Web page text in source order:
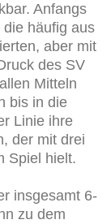
Anfangs
häufig aus
aber mit
des SV
Mitteln
bis in die
Linie ihre
der mit drei
Spiel hielt.
insgesamt 6-
zu dem